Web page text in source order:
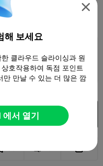
Characters & Creatures
획득
Cloud 에서 열기

해 보세요
클라우드 슬라이싱과 원
호작용하여 독점 포인트
만날 수 있는 더 많은 깜
서 열기